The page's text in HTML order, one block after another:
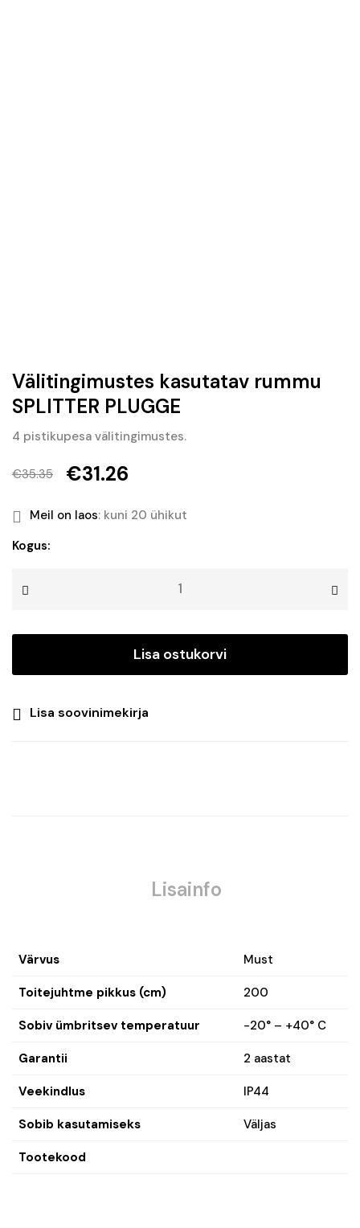
Välitingimustes kasutatav rummu
SPLITTER PLUGGE
4 pistikupesa välitingimustes.
€35.35
hind
oli:
€35.35.
€31.26
Current
price
is:
€31.26.
Meil on laos: kuni 20 ühikut
Välitingimustes
rummu
Kogus:
Lisa ostukorvi
Lisa soovinimekirja
Lisainfo
Värvus Must
Toitejuhtme pikkus (cm) 200
Sobiv ümbritsev temperatuur -20° – +40° C
Garantii 2 aastat
Veekindlus IP44
Sobib kasutamiseks Väljas
Tootekood